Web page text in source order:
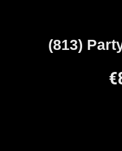
(813)
€